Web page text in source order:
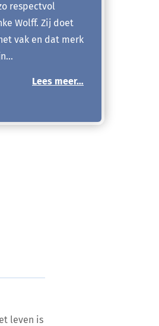
respectvol
Wolff. Zij doet
vak en dat merk
Lees meer…
leven is